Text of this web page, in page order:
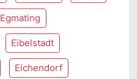
Egmating
Eibelstadt
Eichendorf